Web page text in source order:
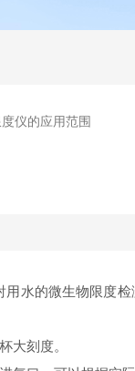
仪的应用范围
水的微生物限度
大刻度。